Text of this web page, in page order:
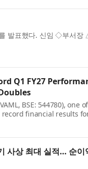
발표했다. 신임 ◇부서장
Q1 FY27
BSE: 544780), one
financial results
an independent listed
사상 최대 실적… 순이